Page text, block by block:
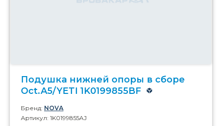
Подушка нижней опоры в сборе
Oct.A5/YETI 1K0199855BF
Бренд: NOVA
Артикул: 1K0199855AJ